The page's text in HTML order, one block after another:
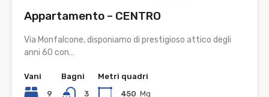
Appartamento – CENTRO
Via Monfalcone, disponiamo di prestigioso attico degli
anni 60 con…
Vani
9
Bagni
3
Metri quadri
450 Mq